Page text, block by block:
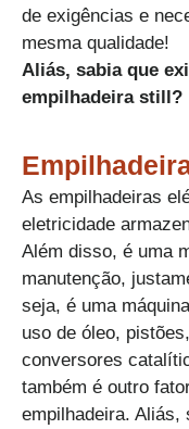
de exigências e
mesma qualidade!
​Aliás, sabia que
empilhadeira still?
As empilhadeiras
eletricidade
Além disso, é uma
manutenção,
seja, é uma
uso de óleo,
conversores
também é outro
empilhadeira. Aliás,